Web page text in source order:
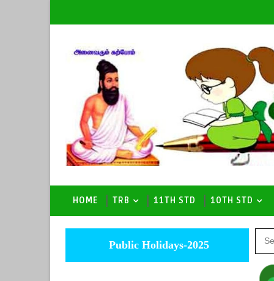
HOME TRB 11TH STD 10TH STD
Public Holidays-2025